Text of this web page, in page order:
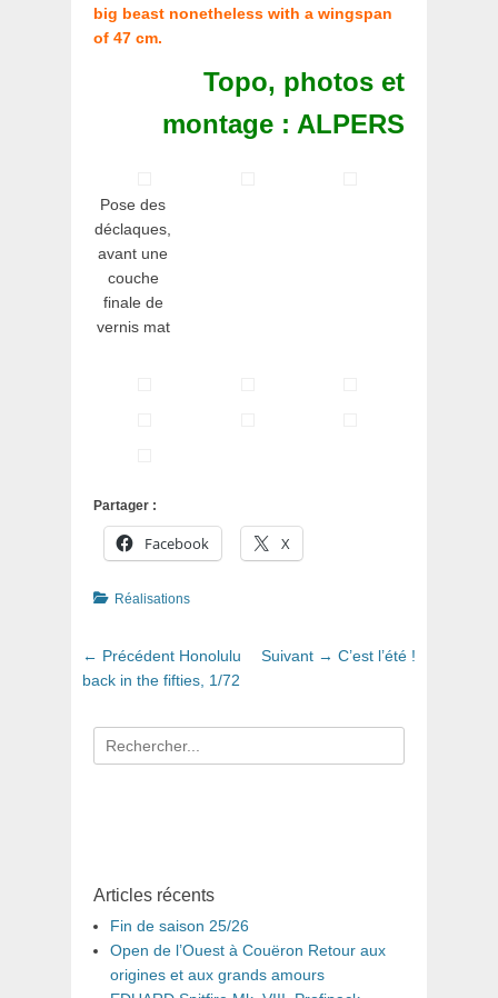
big beast nonetheless with a wingspan
of 47 cm.
Topo, photos et
montage : ALPERS
Pose des
déclaques,
avant une
couche
finale de
vernis mat
Partager :
Facebook X
Catégories
Réalisations
Navigation
de
← Précédent Article
précédent
Honolulu
back in the fifties, 1/72
Suivant → Article
C’est l’été !
Recherche
pour
Articles récents
Fin de saison 25/26
Open de l’Ouest à Couëron Retour aux
origines et aux grands amours